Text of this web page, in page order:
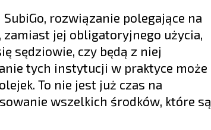
rozwiązanie polegające na
jej obligatoryjnego użycia,
sędziowie, czy będą z niej
tych instytucji w praktyce może
To nie jest już czas na
wszelkich środków, które są